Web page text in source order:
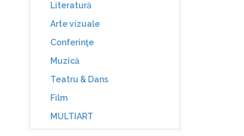
Literatură
Arte vizuale
Conferinţe
Muzică
Teatru & Dans
Film
MULTIART